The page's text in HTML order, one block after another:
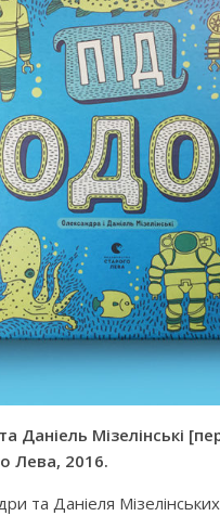
Мізелінські
Лева, 2016.
та Даніеля
усього світу, щоб
дітей від
любити дитину»